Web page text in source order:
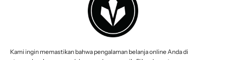
Kami ingin memastikan bahwa pengalaman belanja online Anda di